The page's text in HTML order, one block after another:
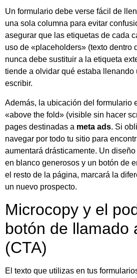
Un formulario debe verse fácil de
una sola columna para evitar
asegurar que las etiquetas de cada
uso de «placeholders» (texto dentro
nunca debe sustituir a la etiqueta
tiende a olvidar qué estaba llenando
escribir.
Además, la ubicación del formulario
«above the fold» (visible sin hacer
pages destinadas a meta ads. Si
navegar por todo tu sitio para
aumentará drásticamente. Un
en blanco generosos y un botón de
el resto de la página, marcará la
un nuevo prospecto.
Microcopy y el
botón de llamado
(CTA)
El texto que utilizas en tus